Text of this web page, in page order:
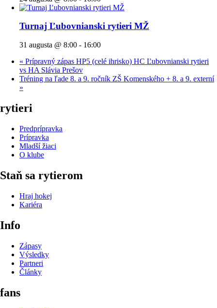
Turnaj Ľubovnianski rytieri MŽ
31 augusta @ 8:00 - 16:00
« Prípravný zápas HP5 (celé ihrisko) HC Ľubovnianski rytieri
vs HA Slávia Prešov
Tréning na ľade 8. a 9. ročník ZŠ Komenského + 8. a 9. externí
»
rytieri
Predprípravka
Prípravka
Mladší žiaci
O klube
Staň sa rytierom
Hraj hokej
Kariéra
Info
Zápasy
Výsledky
Partneri
Články
fans